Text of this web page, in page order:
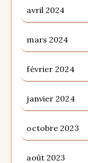
avril 2024
mars 2024
février 2024
janvier 2024
octobre 2023
août 2023